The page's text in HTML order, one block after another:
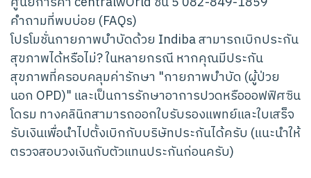
คำถามที่พบบ่อย (FAQs)
โปรโมชั่นกายภาพบำบัดด้วย Indiba สามารถเบิกประกัน
สุขภาพได้หรือไม่? ในหลายกรณี หากคุณมีประกัน
สุขภาพที่ครอบคลุมค่ารักษา "กายภาพบำบัด (ผู้ป่วย
นอก OPD)" และเป็นการรักษาอาการปวดหรือออฟฟิศซิน
โดรม ทางคลินิกสามารถออกใบรับรองแพทย์และใบเสร็จ
รับเงินเพื่อนำไปตั้งเบิกกับบริษัทประกันได้ครับ (แนะนำให้
ตรวจสอบวงเงินกับตัวแทนประกันก่อนครับ)